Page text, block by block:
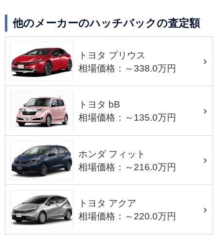
他のメーカーのハッチバックの査定額
トヨタ プリウス
相場価格：～338.0万円
トヨタ bB
相場価格：～135.0万円
ホンダ フィット
相場価格：～216.0万円
トヨタ アクア
相場価格：～220.0万円